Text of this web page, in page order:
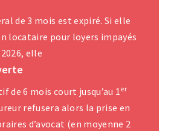
de 3 mois est expiré. Si elle
locataire pour loyers impayés
elle
de 6 mois court jusqu’au 1er
refusera alors la prise en
d’avocat (en moyenne 2